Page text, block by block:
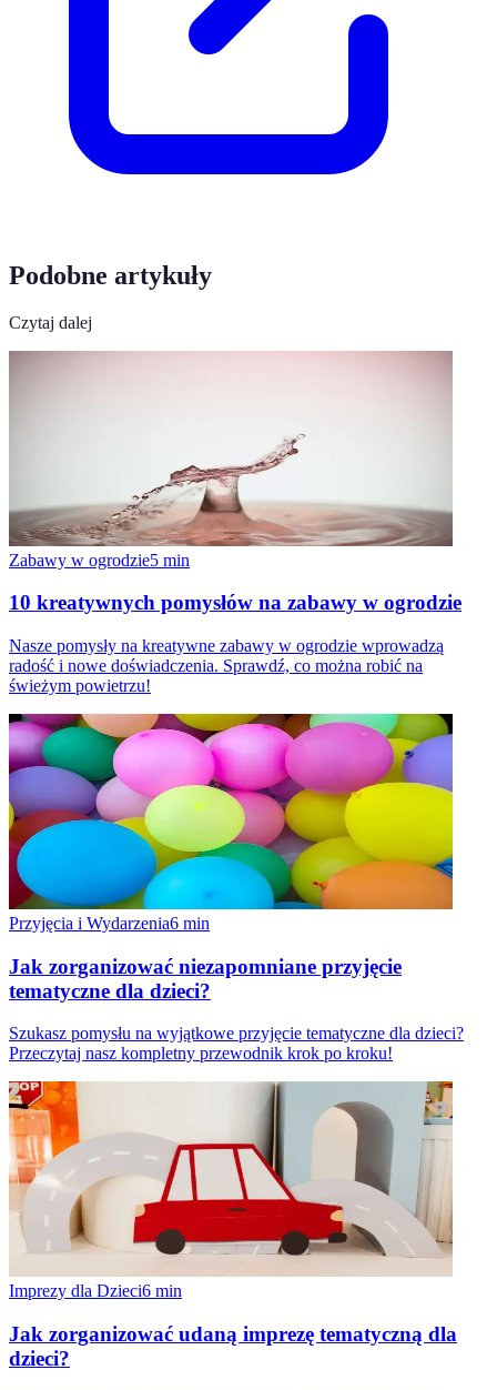
Podobne artykuły
Czytaj dalej
Zabawy w ogrodzie5 min
10 kreatywnych pomysłów na zabawy w ogrodzie
Nasze pomysły na kreatywne zabawy w ogrodzie wprowadzą
radość i nowe doświadczenia. Sprawdź, co można robić na
świeżym powietrzu!
Przyjęcia i Wydarzenia6 min
Jak zorganizować niezapomniane przyjęcie
tematyczne dla dzieci?
Szukasz pomysłu na wyjątkowe przyjęcie tematyczne dla dzieci?
Przeczytaj nasz kompletny przewodnik krok po kroku!
Imprezy dla Dzieci6 min
Jak zorganizować udaną imprezę tematyczną dla
dzieci?